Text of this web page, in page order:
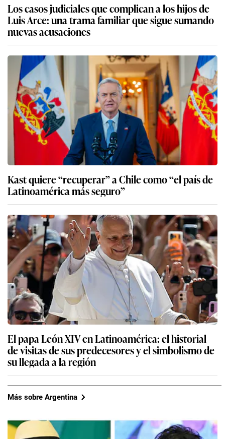
Los casos judiciales que complican a los hijos de
Luis Arce: una trama familiar que sigue sumando
nuevas acusaciones
Kast quiere “recuperar” a Chile como “el país de
Latinoamérica más seguro”
El papa León XIV en Latinoamérica: el historial
de visitas de sus predecesores y el simbolismo de
su llegada a la región
Más sobre Argentina